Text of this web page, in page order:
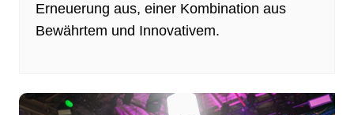
Erneuerung aus, einer Kombination aus
Bewährtem und Innovativem.